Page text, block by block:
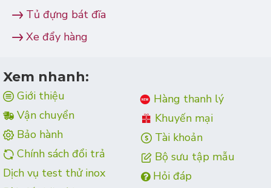
Tủ đựng bát đĩa
Xe đẩy hàng
Xem nhanh:
Giới thiệu
Vận chuyển
Bảo hành
Chính sách đổi trả
Dịch vụ test thử inox
Hàng thanh lý
Khuyến mại
Tài khoản
Bộ sưu tập mẫu
Hỏi đáp